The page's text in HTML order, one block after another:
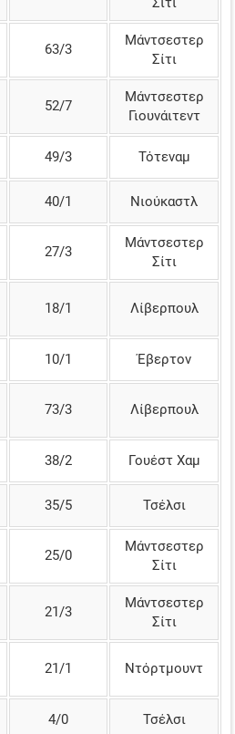
63/3
Μάντσεστερ
Σίτι
52/7
Μάντσεστερ
Γιουνάιτεντ
49/3 Τότεναμ
40/1 Νιούκαστλ
27/3
Μάντσεστερ
Σίτι
18/1 Λίβερπουλ
10/1 Έβερτον
73/3 Λίβερπουλ
38/2 Γουέστ Χαμ
35/5 Τσέλσι
25/0
Μάντσεστερ
Σίτι
21/3
Μάντσεστερ
Σίτι
21/1 Ντόρτμουντ
4/0 Τσέλσι